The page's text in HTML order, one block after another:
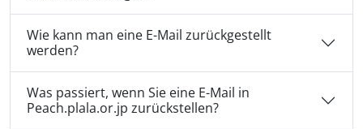
Wie kann man eine E-Mail zurückgestellt
werden?
Was passiert, wenn Sie eine E-Mail in
Peach.plala.or.jp zurückstellen?